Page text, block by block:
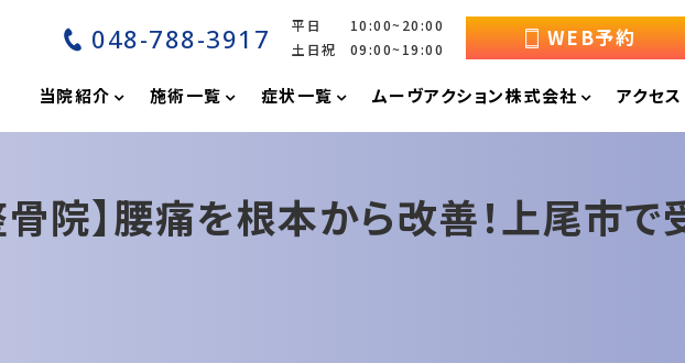
048-788-3917
平日 10:00~20:00
土日祝 09:00~19:00
WEB予約
当院紹介 施術一覧 症状一覧 ムーヴアクション株式会社 アクセス
院】腰痛を根本から改善！上尾市で